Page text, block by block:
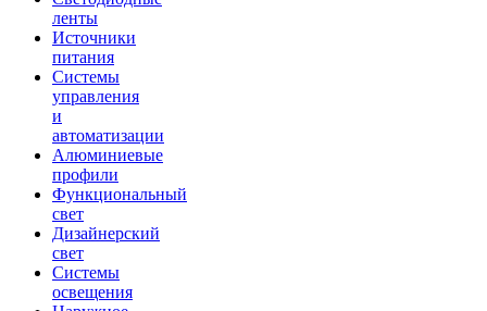
ленты
Источники
питания
Системы
управления
и
автоматизации
Алюминиевые
профили
Функциональный
свет
Дизайнерский
свет
Системы
освещения